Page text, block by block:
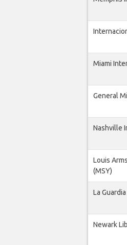
Miami
General
Nashville
Louis
(MSY)
La Guardia
Newark